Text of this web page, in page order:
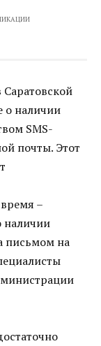
о наличии
SMS-
почты. Этот
–
наличии
письмом на